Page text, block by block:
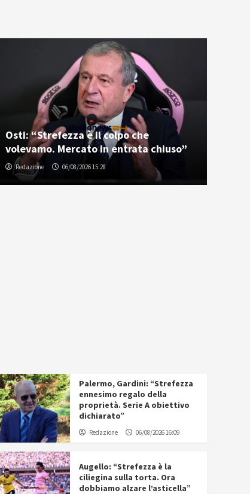
Osti: “Strefezza è il colpo che
volevamo. Mercato in entrata chiuso”
Redazione 06/08/2026 15:28
Palermo, Gardini: “Strefezza
ennesimo regalo della
proprietà. Serie A obiettivo
dichiarato”
Redazione 06/08/2026 16:09
Augello: “Strefezza è la
ciliegina sulla torta. Ora
dobbiamo alzare l’asticella”